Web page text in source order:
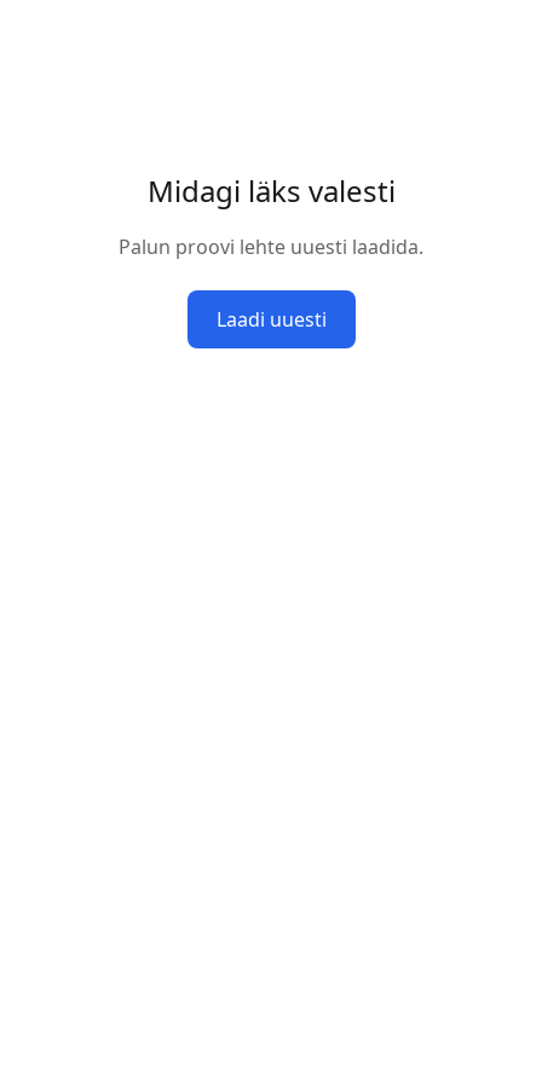
Midagi läks valesti
Palun proovi lehte uuesti laadida.
Laadi uuesti